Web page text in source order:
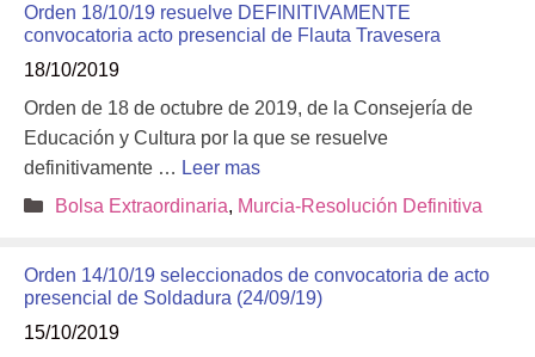
Orden 18/10/19 resuelve DEFINITIVAMENTE
convocatoria acto presencial de Flauta Travesera
18/10/2019
Orden de 18 de octubre de 2019, de la Consejería de
Educación y Cultura por la que se resuelve
definitivamente … Leer mas
Categorías
Bolsa Extraordinaria, Murcia-Resolución Definitiva
Orden 14/10/19 seleccionados de convocatoria de acto
presencial de Soldadura (24/09/19)
15/10/2019